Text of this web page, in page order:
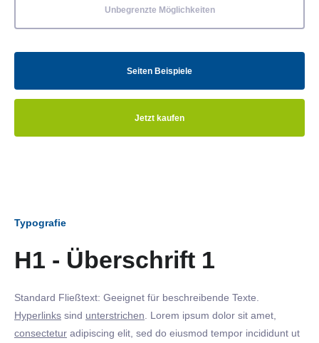
Unbegrenzte Möglichkeiten
Seiten Beispiele
Jetzt kaufen
Typografie
H1 - Überschrift 1
Standard Fließtext: Geeignet für beschreibende Texte.
Hyperlinks sind unterstrichen . Lorem ipsum dolor sit amet,
consectetur adipiscing elit, sed do eiusmod tempor incididunt ut